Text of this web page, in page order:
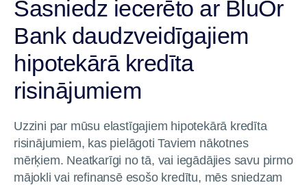
Sasniedz iecerēto ar BluOr
Bank daudzveidīgajiem
hipotekārā kredīta
risinājumiem
Uzzini par mūsu elastīgajiem hipotekārā kredīta
risinājumiem, kas pielāgoti Taviem nākotnes
mērķiem. Neatkarīgi no tā, vai iegādājies savu pirmo
mājokli vai refinansē esošo kredītu, mēs sniedzam